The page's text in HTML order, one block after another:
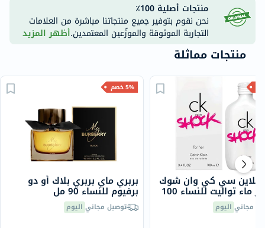
منتجات أصلية 100٪
نحن نقوم بتوفير جميع منتجاتنا مباشرة من العلامات
التجارية الموثوقة والموزّعين المعتمدين.أظهر المزيد
منتجات مماثلة
5% خصم
بربري ماي بربري بلاك أو دو
برفيوم للنساء 90 مل
توصيل مجاني اليوم
كلاين سي كي وان شوك
فور هير ماء تواليت للنساء 100
مجاني اليوم